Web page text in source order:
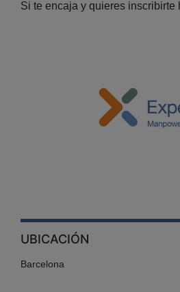
Si te encaja y quieres inscribirte
UBICACIÓN
Barcelona